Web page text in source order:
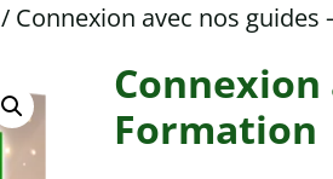
/ Connexion avec nos guides
Connexion
Formation